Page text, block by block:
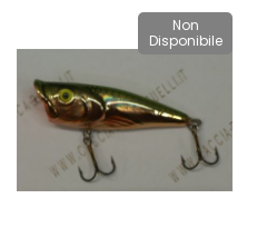
Non
Disponibile